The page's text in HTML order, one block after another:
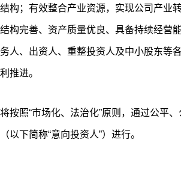
构；有效整合产业资源，实现公司产业转
构完善、资产质量优良、具备持续经营
人、出资人、重整投资人及中小股东等各
推进。
按照“市场化、法治化”原则，通过公平
以下简称“意向投资人”）进行。